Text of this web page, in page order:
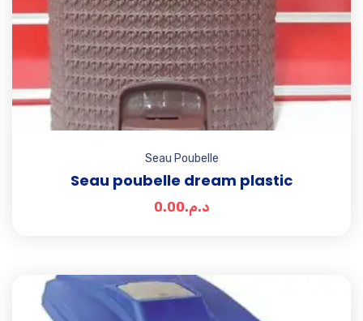
Seau Poubelle
Seau poubelle dream plastic
د.م.0.00